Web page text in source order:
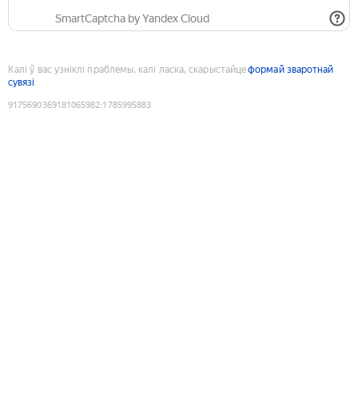
SmartCaptcha by Yandex Cloud
Калі ў вас узніклі праблемы, калі ласка, скарыстайцеформай зваротнай
сувязі
9175690369181065982:1785995883